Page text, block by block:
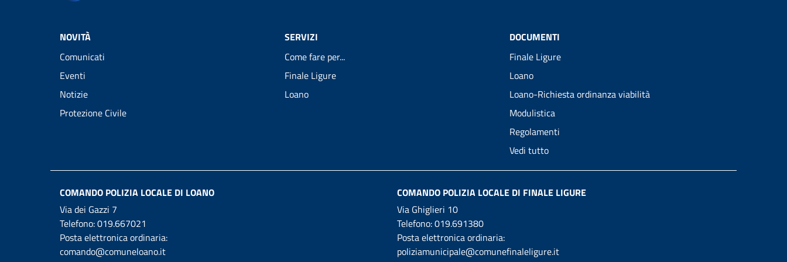
NOVITÀ
Comunicati
Eventi
Notizie
Protezione Civile
SERVIZI
Come fare per...
Finale Ligure
Loano
DOCUMENTI
Finale Ligure
Loano
Loano-Richiesta ordinanza viabilità
Modulistica
Regolamenti
Vedi tutto
COMANDO POLIZIA LOCALE DI LOANO
Via dei Gazzi 7
Telefono:019.667021
Posta elettronica ordinaria:
comando@comuneloano.it
COMANDO POLIZIA LOCALE DI FINALE LIGURE
Via Ghiglieri 10
Telefono:019.691380
Posta elettronica ordinaria:
poliziamunicipale@comunefinaleligure.it